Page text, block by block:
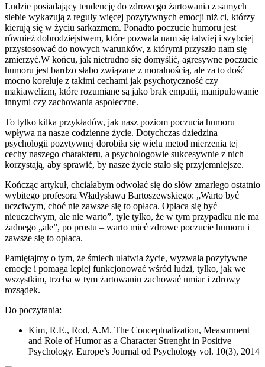
Ludzie posiadający tendencję do zdrowego żartowania z samych
siebie wykazują z reguły więcej pozytywnych emocji niż ci, którzy
kierują się w życiu sarkazmem. Ponadto poczucie humoru jest
również dobrodziejstwem, które pozwala nam się łatwiej i szybciej
przystosować do nowych warunków, z którymi przyszło nam się
zmierzyć.W końcu, jak nietrudno się domyślić, agresywne poczucie
humoru jest bardzo słabo związane z moralnością, ale za to dość
mocno koreluje z takimi cechami jak psychotyczność czy
makiawelizm, które rozumiane są jako brak empatii, manipulowanie
innymi czy zachowania aspołeczne.
To tylko kilka przykładów, jak nasz poziom poczucia humoru
wpływa na nasze codzienne życie. Dotychczas dziedzina
psychologii pozytywnej dorobiła się wielu metod mierzenia tej
cechy naszego charakteru, a psychologowie sukcesywnie z nich
korzystają, aby sprawić, by nasze życie stało się przyjemniejsze.
Kończąc artykuł, chciałabym odwołać się do słów zmarłego ostatnio
wybitego profesora Władysława Bartoszewskiego: „Warto być
uczciwym, choć nie zawsze się to opłaca. Opłaca się być
nieuczciwym, ale nie warto”, tyle tylko, że w tym przypadku nie ma
żadnego „ale”, po prostu – warto mieć zdrowe poczucie humoru i
zawsze się to opłaca.
Pamiętajmy o tym, że śmiech ułatwia życie, wyzwala pozytywne
emocje i pomaga lepiej funkcjonować wśród ludzi, tylko, jak we
wszystkim, trzeba w tym żartowaniu zachować umiar i zdrowy
rozsądek.
Do poczytania:
Kim, R.E., Rod, A.M. The Conceptualization, Measurment
and Role of Humor as a Character Strenght in Positive
Psychology. Europe’s Journal od Psychology vol. 10(3), 2014